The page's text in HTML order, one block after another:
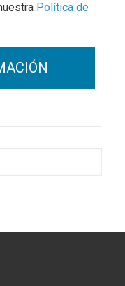
Política de